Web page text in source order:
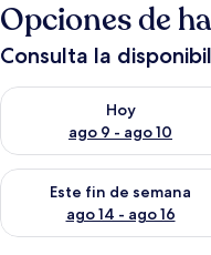
Opciones de
Consulta la
Hoy
ago 9 - ago 10
Consulta la disponibilidad
Este fin de semana
ago 14 - ago 16
Consulta la disponibilidad